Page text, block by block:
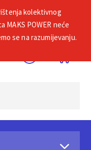
kolektivnog
MAKS POWER neće
se na razumijevanju.